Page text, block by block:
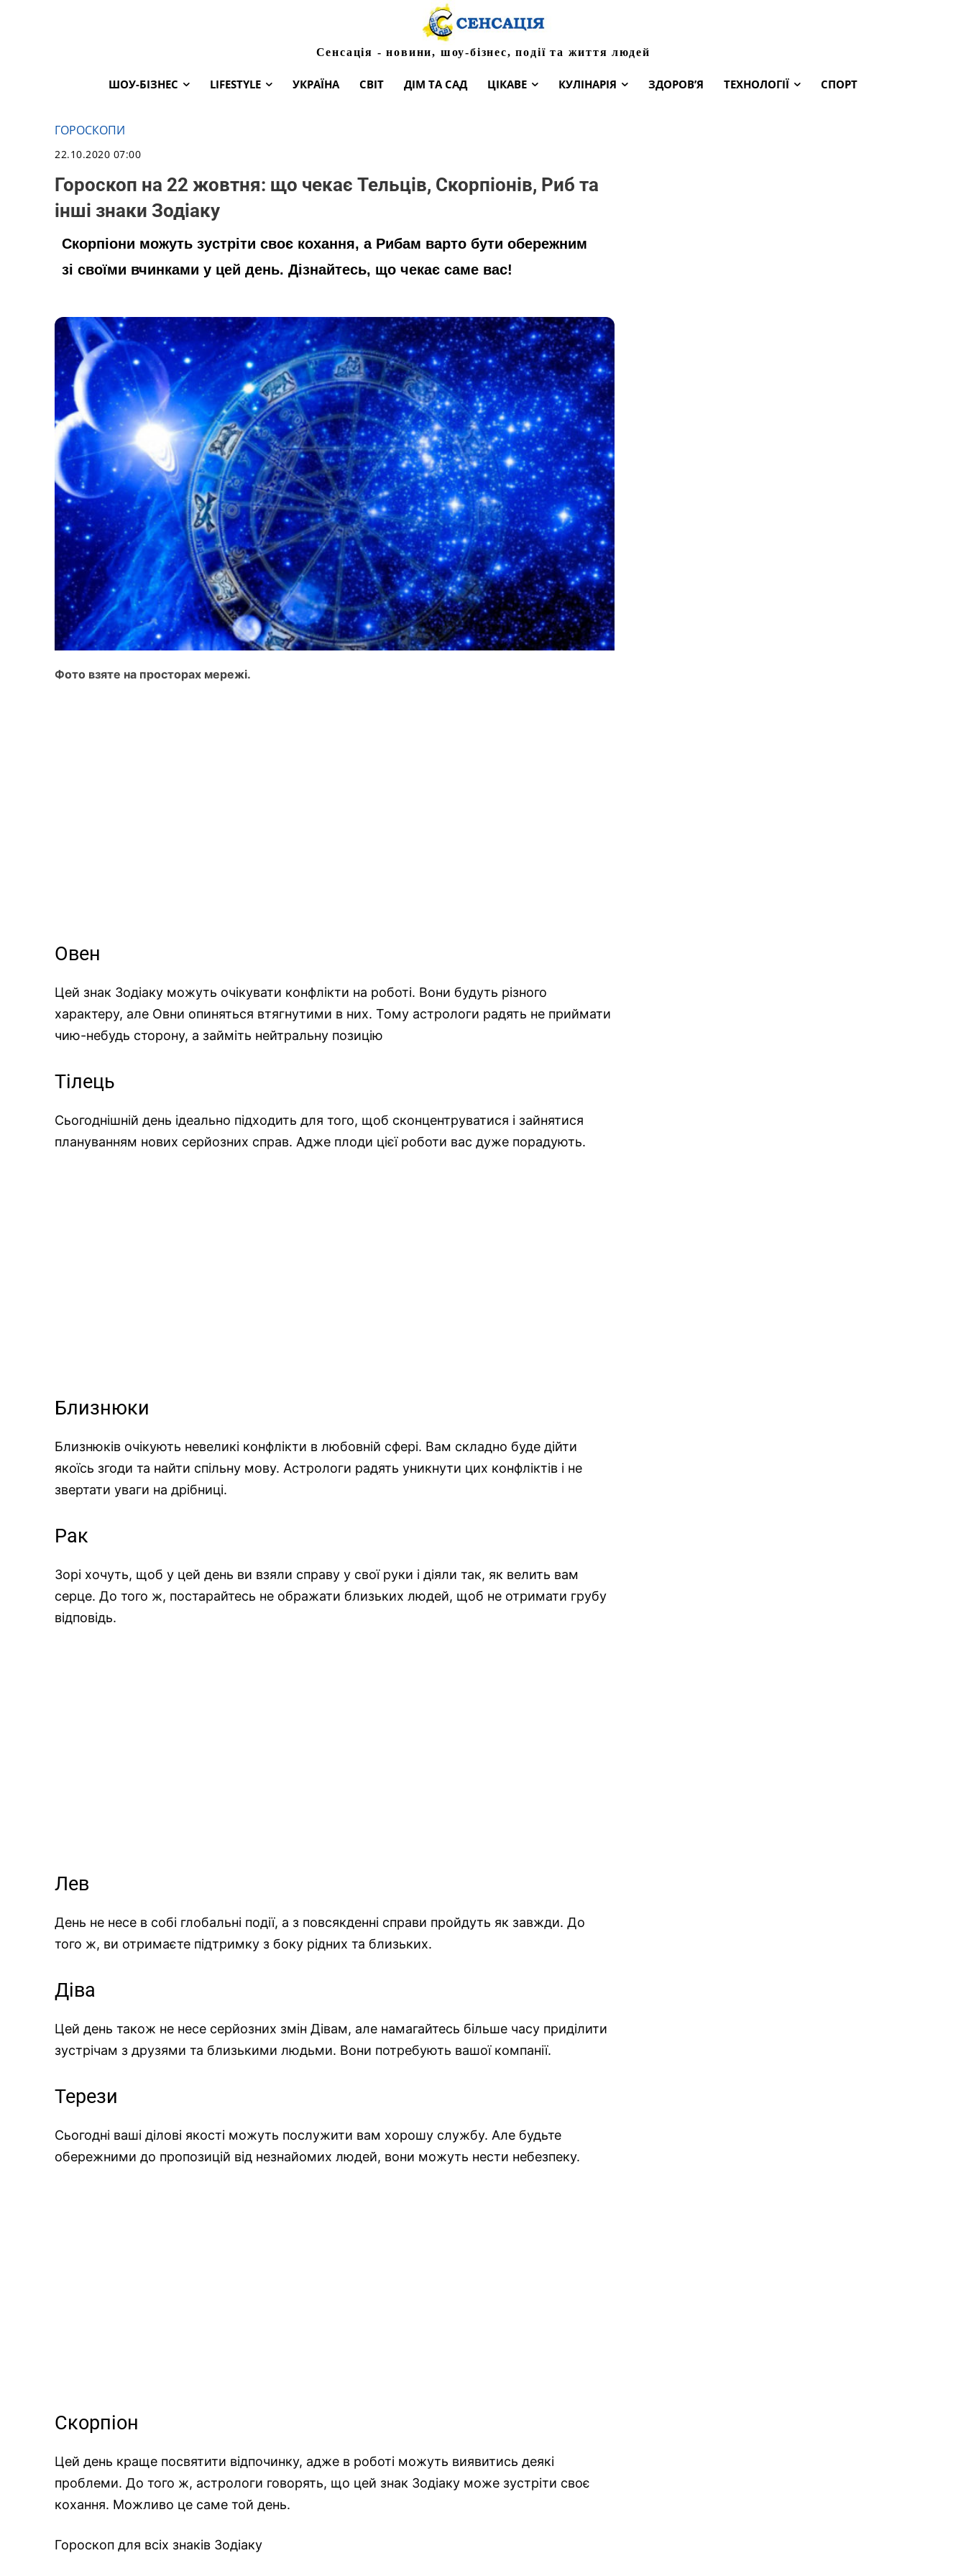
Сенсація - новини, шоу-бізнес, події та життя людей
ШОУ-БІЗНЕС LIFESTYLE УКРАЇНА СВІТ ДІМ ТА САД ЦІКАВЕ КУЛІНАРІЯ ЗДОРОВ’Я ТЕХНОЛОГІЇ СПОРТ
ГОРОСКОПИ
22.10.2020 07:00
Гороскоп на 22 жовтня: що чекає Тельців, Скорпіонів, Риб та
інші знаки Зодіаку
Скорпіони можуть зустріти своє кохання, а Рибам варто бути обережним
зі своїми вчинками у цей день. Дізнайтесь, що чекає саме вас!
Фото взяте на просторах мережі.
Овен
Цей знак Зодіаку можуть очікувати конфлікти на роботі. Вони будуть різного
характеру, але Овни опиняться втягнутими в них. Тому астрологи радять не приймати
чию-небудь сторону, а займіть нейтральну позицію
Тілець
Сьогоднішній день ідеально підходить для того, щоб сконцентруватися і зайнятися
плануванням нових серйозних справ. Адже плоди цієї роботи вас дуже порадують.
Близнюки
Близнюків очікують невеликі конфлікти в любовній сфері. Вам складно буде дійти
якоїсь згоди та найти спільну мову. Астрологи радять уникнути цих конфліктів і не
звертати уваги на дрібниці.
Рак
Зорі хочуть, щоб у цей день ви взяли справу у свої руки і діяли так, як велить вам
серце. До того ж, постарайтесь не ображати близьких людей, щоб не отримати грубу
відповідь.
Лев
День не несе в собі глобальні події, а з повсякденні справи пройдуть як завжди. До
того ж, ви отримаєте підтримку з боку рідних та близьких.
Діва
Цей день також не несе серйозних змін Дівам, але намагайтесь більше часу приділити
зустрічам з друзями та близькими людьми. Вони потребують вашої компанії.
Терези
Сьогодні ваші ділові якості можуть послужити вам хорошу службу. Але будьте
обережними до пропозицій від незнайомих людей, вони можуть нести небезпеку.
Скорпіон
Цей день краще посвятити відпочинку, адже в роботі можуть виявитись деякі
проблеми. До того ж, астрологи говорять, що цей знак Зодіаку може зустріти своє
кохання. Можливо це саме той день.
Гороскоп для всіх знаків Зодіаку